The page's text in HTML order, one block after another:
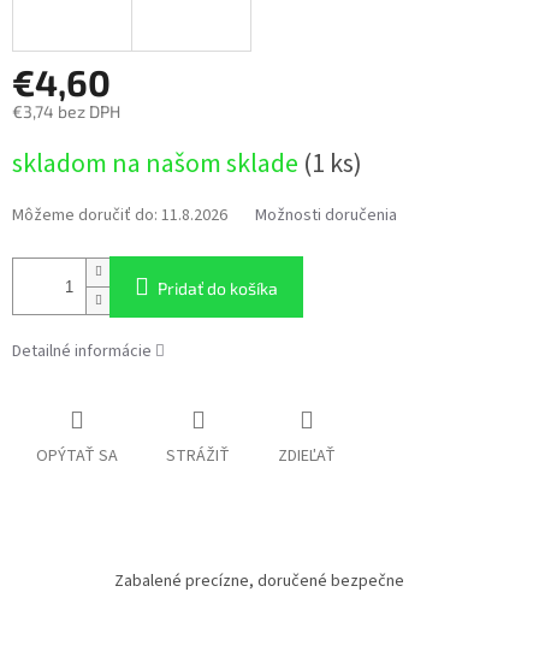
€4,60
€3,74 bez DPH
cena:
skladom na našom sklade (1 ks)
Môžeme doručiť do: 11.8.2026 Možnosti doručenia
Pridať do košíka
Detailné informácie
OPÝTAŤ SA STRÁŽIŤ ZDIEĽAŤ
Zabalené precízne, doručené bezpečne